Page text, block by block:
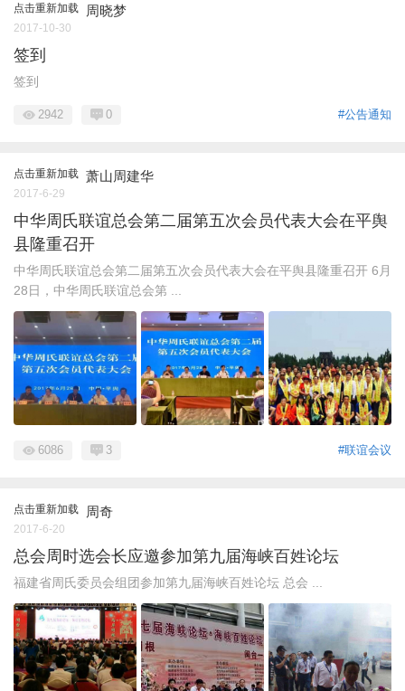
点击重新加载 周晓梦
2017-10-30
签到
签到
#公告通知
2942 0
点击重新加载 萧山周建华
2017-6-29
中华周氏联谊总会第二届第五次会员代表大会在平舆
县隆重召开
中华周氏联谊总会第二届第五次会员代表大会在平舆县隆重召开 6月
28日，中华周氏联谊总会第 ...
#联谊会议
6086 3
点击重新加载 周奇
2017-6-20
总会周时选会长应邀参加第九届海峡百姓论坛
福建省周氏委员会组团参加第九届海峡百姓论坛 总会 ...